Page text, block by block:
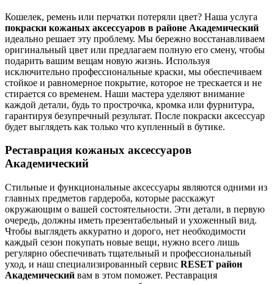
Кошелек, ремень или перчатки потеряли цвет? Наша услуга
покраски кожаных аксессуаров в районе Академический
идеально решает эту проблему. Мы бережно восстанавливаем
оригинальный цвет или предлагаем полную его смену, чтобы
подарить вашим вещам новую жизнь. Используя
исключительно профессиональные краски, мы обеспечиваем
стойкое и равномерное покрытие, которое не трескается и не
стирается со временем. Наши мастера уделяют внимание
каждой детали, будь то прострочка, кромка или фурнитура,
гарантируя безупречный результат. После покраски аксессуар
будет выглядеть как только что купленный в бутике.
Реставрация кожаных аксессуаров
Академический
Стильные и функциональные аксессуары являются одними из
главных предметов гардероба, которые расскажут
окружающим о вашей состоятельности. Эти детали, в первую
очередь, должны иметь презентабельный и ухоженный вид.
Чтобы выглядеть аккуратно и дорого, нет необходимости
каждый сезон покупать новые вещи, нужно всего лишь
регулярно обеспечивать тщательный и профессиональный
уход, и наш специализированный сервис RESET район
Академический вам в этом поможет. Реставрация